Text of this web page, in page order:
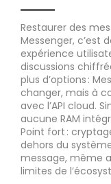
Restaurer des
Messenger, c’est
expérience
discussions
plus d’options :
changer, mais à
avec l’API cloud.
aucune RAM
Point fort :
dehors du
message, même
limites de